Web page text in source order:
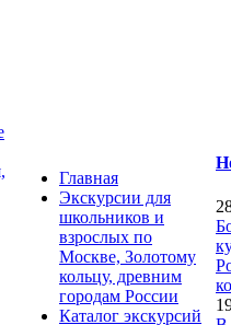
Главная
Экскурсии для
школьников и
взрослых по
Москве, Золотому
кольцу, древним
городам России
Каталог экскурсий